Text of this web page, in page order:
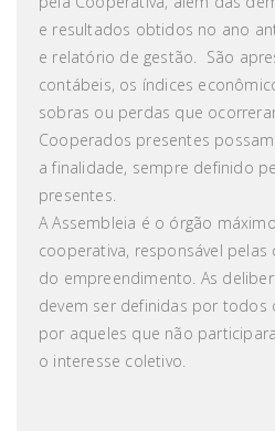
e resultados obtidos no ano
e relatório de gestão. São
contábeis, os índices
sobras ou perdas que
Cooperados presentes
a finalidade, sempre definido
presentes.
A Assembleia é o órgão
cooperativa, responsável pelas
do empreendimento. As
devem ser definidas por todos
por aqueles que não
o interesse coletivo.